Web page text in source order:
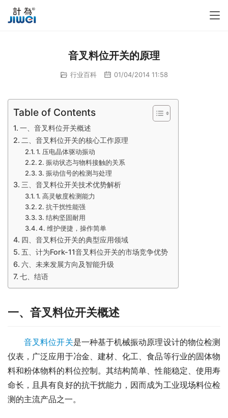
音叉料位开关的原理
行业百科 01/04/2014 11:58
Table of Contents
一、音叉料位开关概述
二、音叉料位开关的核心工作原理
1. 压电晶体驱动振动
2. 振动状态与物料接触的关系
3. 振动信号的检测与处理
三、音叉料位开关技术优势解析
1. 高灵敏度检测能力
2. 抗干扰性能强
3. 结构坚固耐用
4. 维护便捷，操作简单
四、音叉料位开关的典型应用领域
五、计为Fork-11音叉料位开关的市场竞争优势
六、未来发展方向及智能升级
七、结语
一、音叉料位开关概述
音叉料位开关是一种基于机械振动原理设计的物位检测
仪表，广泛应用于冶金、建材、化工、食品等行业的固体物
料和粉体物料的料位控制。其结构简单、性能稳定、使用寿
命长，且具有良好的抗干扰能力，因而成为工业现场料位检
测的主流产品之一。